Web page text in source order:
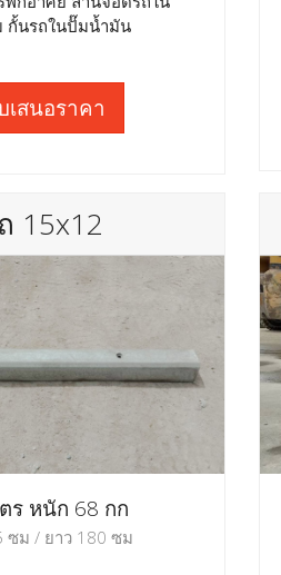
กั้นรถในปั๊มน้ำมัน
สนอราคา
15x12
ร หนัก 68 กก
ซม / ยาว 180 ซม